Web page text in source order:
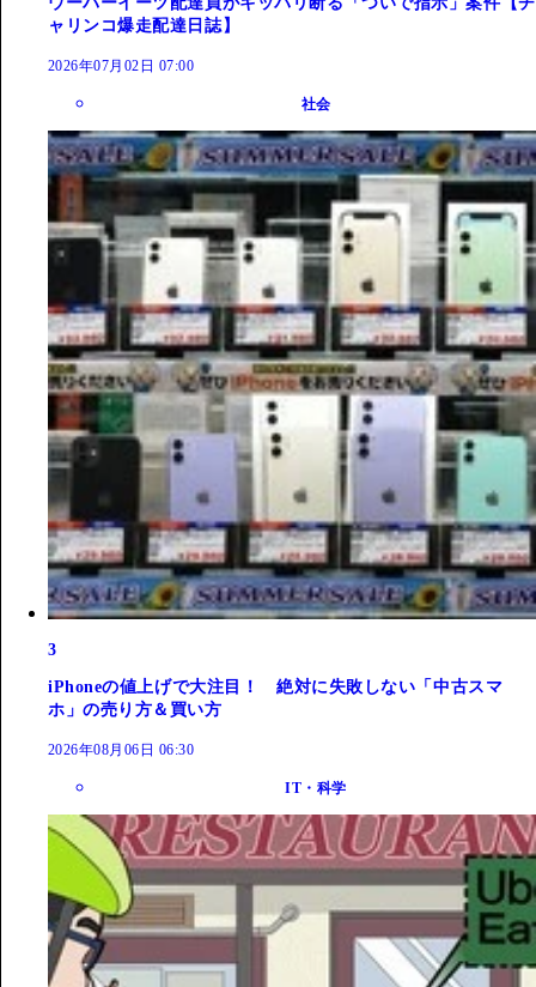
ャリンコ爆走配達日誌】
2026年07月02日 07:00
社会
3
iPhoneの値上げで大注目！ 絶対に失敗しない「中古スマ
ホ」の売り方＆買い方
2026年08月06日 06:30
IT・科学